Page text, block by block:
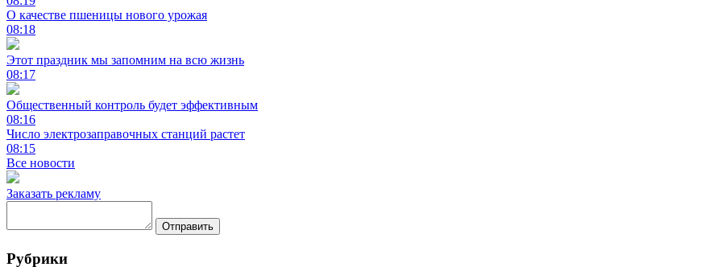
О качестве пшеницы нового урожая
08:18
Этот праздник мы запомним на всю жизнь
08:17
Общественный контроль будет эффективным
08:16
Число электрозаправочных станций растет
08:15
Все новости
Заказать рекламу
Отправить
Рубрики